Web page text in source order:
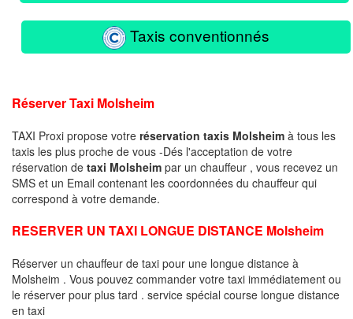
Taxis conventionnés
Réserver Taxi Molsheim
TAXI Proxi propose votre réservation taxis Molsheim à tous les
taxis les plus proche de vous -Dés l'acceptation de votre
réservation de taxi Molsheim par un chauffeur , vous recevez un
SMS et un Email contenant les coordonnées du chauffeur qui
correspond à votre demande.
RESERVER UN TAXI LONGUE DISTANCE Molsheim
Réserver un chauffeur de taxi pour une longue distance à
Molsheim . Vous pouvez commander votre taxi immédiatement ou
le réserver pour plus tard . service spécial course longue distance
en taxi